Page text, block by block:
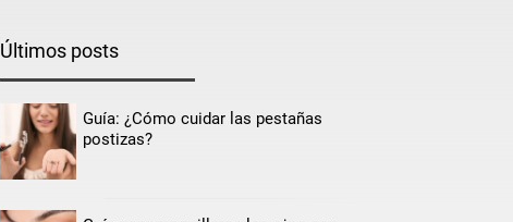
Últimos posts
Guía: ¿Cómo cuidar las pestañas
postizas?